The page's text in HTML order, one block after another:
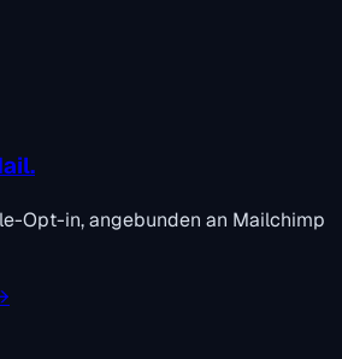
Opt-in, angebunden an Mailchimp